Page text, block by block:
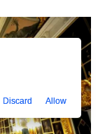
Discard Allow